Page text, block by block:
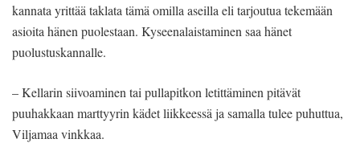
kannata yrittää taklata tämä omilla aseilla eli tarjoutua tekemään
asioita hänen puolestaan. Kyseenalaistaminen saa hänet
puolustuskannalle.
– Kellarin siivoaminen tai pullapitkon letittäminen pitävät
puuhakkaan marttyyrin kädet liikkeessä ja samalla tulee puhuttua,
Viljamaa vinkkaa.